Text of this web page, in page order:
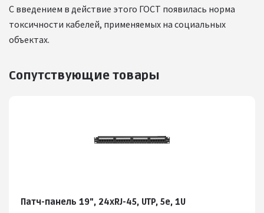
С введением в действие этого ГОСТ появилась норма
токсичности кабелей, применяемых на социальных
объектах.
Сопутствующие товары
Патч-панель 19", 24хRJ-45, UTP, 5e, 1U